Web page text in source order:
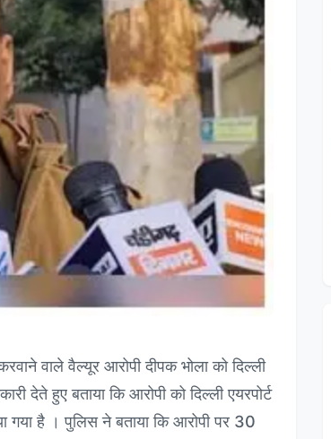
वाले वैल्यूर आरोपी दीपक भोला को दिल्ली
देते हुए बताया कि आरोपी को दिल्ली एयरपोर्ट
गया है । पुलिस ने बताया कि आरोपी पर 30